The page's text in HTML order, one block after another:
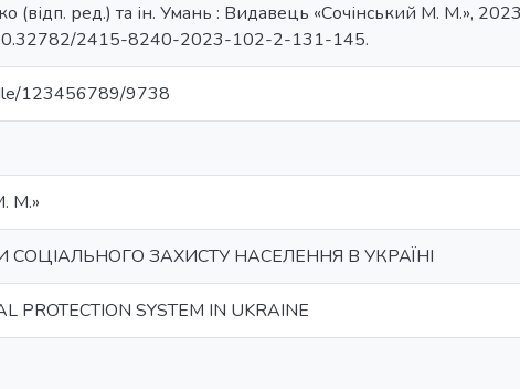
(відп. ред.) та ін. Умань : Видавець «Сочінський М. М.»,
2415-8240-2023-102-2-131-145.
123456789/9738
М.»
СОЦІАЛЬНОГО ЗАХИСТУ НАСЕЛЕННЯ В УКРАЇНІ
PROTECTION SYSTEM IN UKRAINE